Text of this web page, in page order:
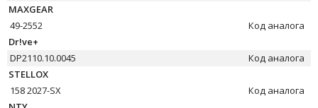
MAXGEAR
49-2552
Код аналога
Dr!ve+
DP2110.10.0045
Код аналога
STELLOX
158 2027-SX
Код аналога